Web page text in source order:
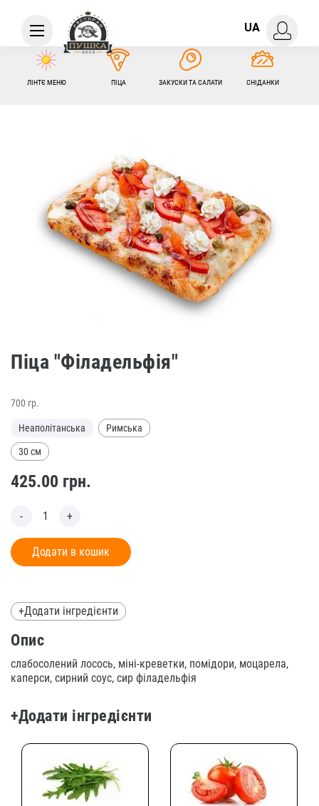
UA
ЛІНТЄ МЕНЮ ПІЦА ЗАКУСКИ ТА САЛАТИ СНІДАНКИ
Піца "Філадельфія"
700 гр.
Неаполітанська Римська
30 см
425.00 грн.
Додати в кошик
+Додати інгредієнти
Опис
слабосолений лосось, міні-креветки, помідори, моцарела,
каперси, сирний соус, сир філадельфія
+Додати інгредієнти